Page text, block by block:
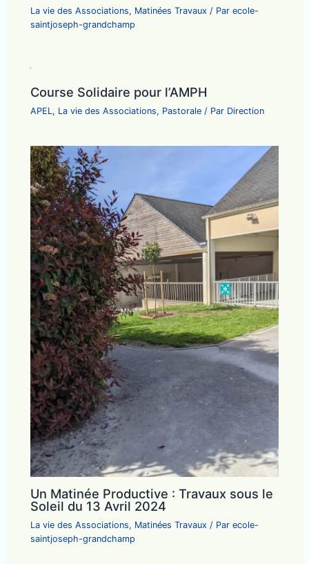
La vie des Associations, Matinées Travaux / Parecole-
saintjoseph-grandchamp
Course Solidaire pour l’AMPH
APEL, La vie des Associations, Pastorale / Par Direction
Un Matinée Productive : Travaux sous le
Soleil du 13 Avril 2024
La vie des Associations, Matinées Travaux / Parecole-
saintjoseph-grandchamp